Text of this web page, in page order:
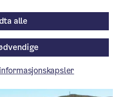
for finans —
alle